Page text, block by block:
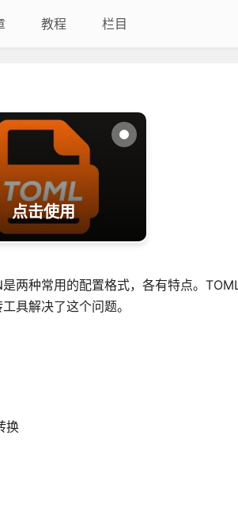
教程 栏目
点击使用
两种常用的配置格式，各有特点。
具解决了这个问题。
换